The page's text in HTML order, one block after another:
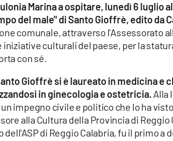
Marina a ospitare, lunedì 6 luglio
del male" di Santo Gioffrè, edito da
comunale, attraverso l'Assessorato
culturali del paese, per la
con sé.
Gioffrè si è laureato in medicina e
in ginecologia e ostetricia. Alla
impegno civile e politico che lo ha
alla Cultura della Provincia di Reggio
di Reggio Calabria, fu il primo a